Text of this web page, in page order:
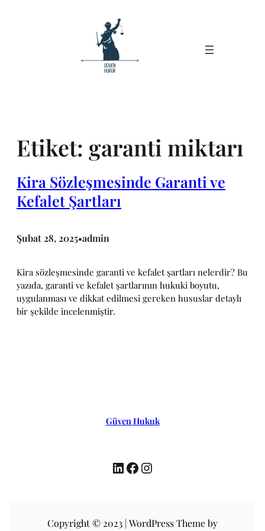
Etiket: garanti miktarı
Kira Sözleşmesinde Garanti ve
Kefalet Şartları
Şubat 28, 2025•admin
Kira sözleşmesinde garanti ve kefalet şartları nelerdir? Bu
yazıda, garanti ve kefalet şartlarının hukuki boyutu,
uygulanması ve dikkat edilmesi gereken hususlar detaylı
bir şekilde incelenmiştir.
Güven Hukuk
LinkedIn Facebook Instagram
Copyright © 2023 | WordPress Theme by